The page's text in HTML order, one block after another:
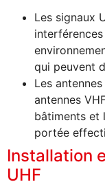
Les signaux
qui peuvent
Les
antennes
bâtiments et
portée
Installation
UHF